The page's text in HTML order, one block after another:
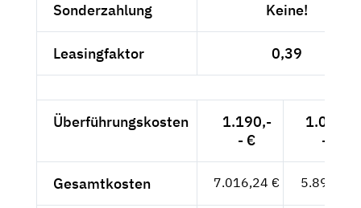
Sonderzahlung Keine!
Leasingfaktor 0,39
Überführungskosten
1.190,-
- €
1.000,-
- €
Gesamtkosten 7.016,24 € 5.896,-- €